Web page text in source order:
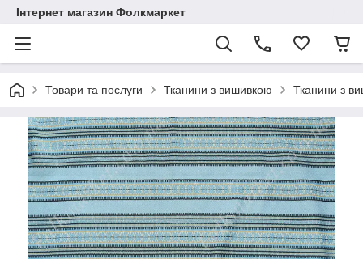
Інтернет магазин Фолкмаркет
Товари та послуги Тканини з вишивкою Тканини з